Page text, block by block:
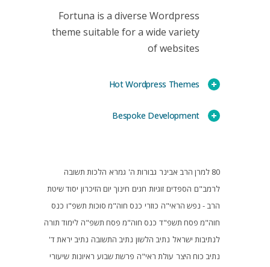
Fortuna is a diverse Wordpress
theme suitable for a wide variety
of websites
Hot Wordpress Themes
Bespoke Development
80 למרן הרב אבינר גבורות ה' גמרא הלכות תשובה
לרמב"ם הספדים זוגיות חגים חינוך יום הזיכרון יסוד שיטת
הרב - נפש הראי"ה כוזרי כנס חוה"מ סוכות תשפ"ו כנס
חוה"מ פסח תשפ"ד כנס חוה"מ פסח תשפ"ה לימוד תורה
לנתיבות ישראל נתיב הלשון נתיב התשובה נתיב יראת ד'
נתיב כוח היצר עולת ראי"ה פרשת שבוע ראיונות שיעורי